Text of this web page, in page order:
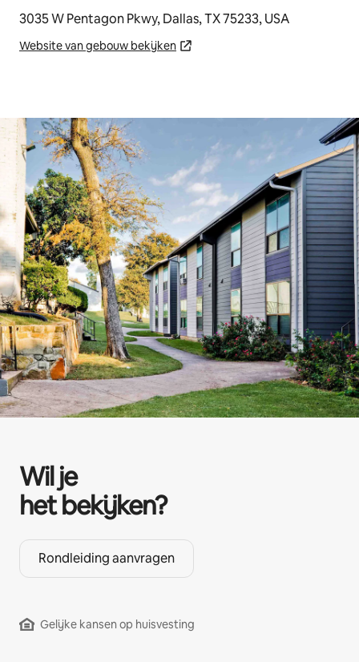
3035 W Pentagon Pkwy, Dallas, TX 75233, USA
Website van gebouw bekijken
Wil je
het bekijken?
Rondleiding aanvragen
Gelijke kansen op huisvesting